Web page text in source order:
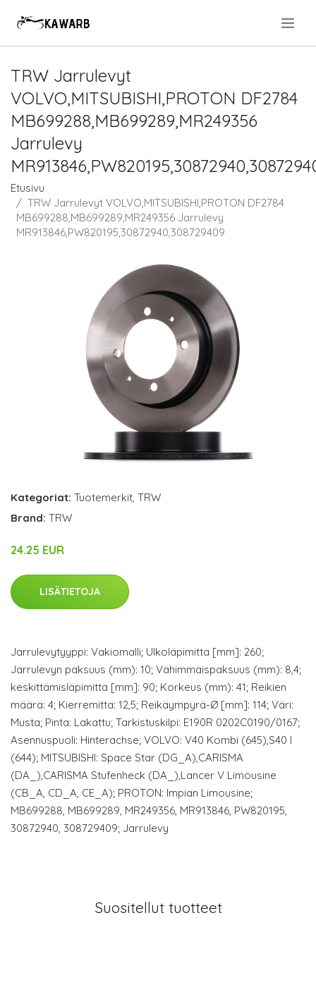
TRW Jarrulevyt
VOLVO,MITSUBISHI,PROTON DF2784
MB699288,MB699289,MR249356
Jarrulevy
Etusivu
TRW Jarrulevyt VOLVO,MITSUBISHI,PROTON DF2784
MB699288,MB699289,MR249356 Jarrulevy
MR913846,PW820195,30872940,308729409
Kategoriat: Tuotemerkit TRW
Brand: TRW
24.25 EUR
LISÄTIETOJA
Jarrulevytyyppi: Vakiomalli; Ulkoläpimitta [mm]: 260;
Jarrulevyn paksuus (mm): 10; Vähimmäispaksuus (mm): 8,4;
keskittämisläpimitta [mm]: 90; Korkeus (mm): 41; Reikien
määrä: 4; Kierremitta: 12,5; Reikäympyrä-Ø [mm]: 114; Väri:
Musta; Pinta: Lakattu; Tarkistuskilpi: E190R 0202C0190/0167;
Asennuspuoli: Hinterachse; VOLVO: V40 Kombi (645),S40 I
(644); MITSUBISHI: Space Star (DG_A),CARISMA
(DA_),CARISMA Stufenheck (DA_),Lancer V Limousine
(CB_A, CD_A, CE_A); PROTON: Impian Limousine;
MB699288, MB699289, MR249356, MR913846, PW820195,
30872940, 308729409; Jarrulevy
Suositellut tuotteet